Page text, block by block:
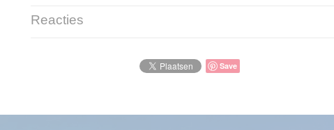
Reacties
Save